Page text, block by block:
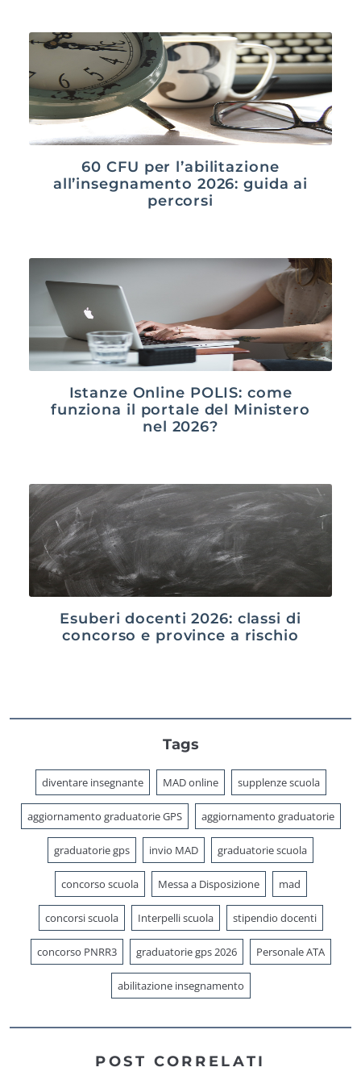
60 CFU per l’abilitazione
all’insegnamento 2026: guida ai
percorsi
Istanze Online POLIS: come
funziona il portale del Ministero
nel 2026?
Esuberi docenti 2026: classi di
concorso e province a rischio
Tags
diventare insegnante MAD online supplenze scuola
aggiornamento graduatorie GPS aggiornamento graduatorie
graduatorie gps invio MAD graduatorie scuola
concorso scuola Messa a Disposizione mad
concorsi scuola Interpelli scuola stipendio docenti
concorso PNRR3 graduatorie gps 2026 Personale ATA
abilitazione insegnamento
POST CORRELATI